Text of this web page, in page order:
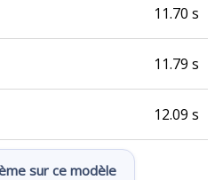
11.70 s
11.79 s
12.09 s
sur ce modèle